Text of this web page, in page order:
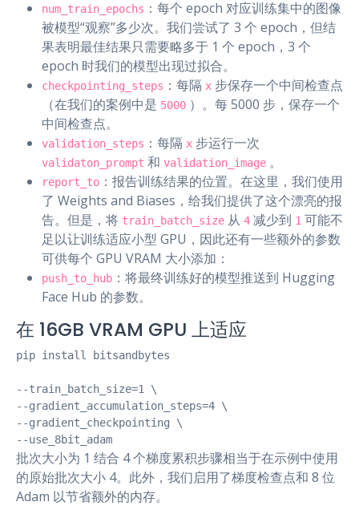
num_train_epochs ：每个 epoch 对应训练集中的图像
被模型“观察”多少次。我们尝试了 3 个 epoch，但结
果表明最佳结果只需要略多于 1 个 epoch，3 个
epoch 时我们的模型出现过拟合。
checkpointing_steps ：每隔 x 步保存一个中间检查点
（在我们的案例中是 5000 ）。每 5000 步，保存一个
中间检查点。
validation_steps ：每隔 x 步运行一次
validaton_prompt 和 validation_image 。
report_to ：报告训练结果的位置。在这里，我们使用
了 Weights and Biases，给我们提供了这个漂亮的报
告。但是，将 train_batch_size 从 4 减少到 1 可能不
足以让训练适应小型 GPU，因此还有一些额外的参数
可供每个 GPU VRAM 大小添加：
push_to_hub ：将最终训练好的模型推送到 Hugging
Face Hub 的参数。
在 16GB VRAM GPU 上适应
pip install bitsandbytes
--train_batch_size=1 \
--gradient_accumulation_steps=4 \
--gradient_checkpointing \
--use_8bit_adam
批次大小为 1 结合 4 个梯度累积步骤相当于在示例中使用
的原始批次大小 4。此外，我们启用了梯度检查点和 8 位
Adam 以节省额外的内存。